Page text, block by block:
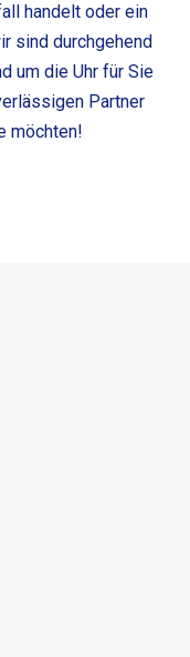
handelt oder ein
sind durchgehend
um die Uhr für Sie
Partner
möchten!